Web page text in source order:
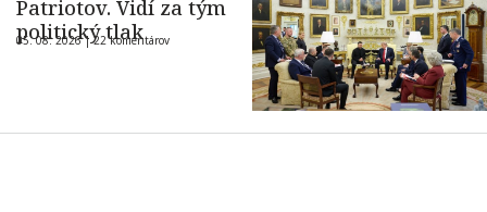
Patriotov. Vidí za tým
politický tlak
05. 08. 2026 |22 komentárov